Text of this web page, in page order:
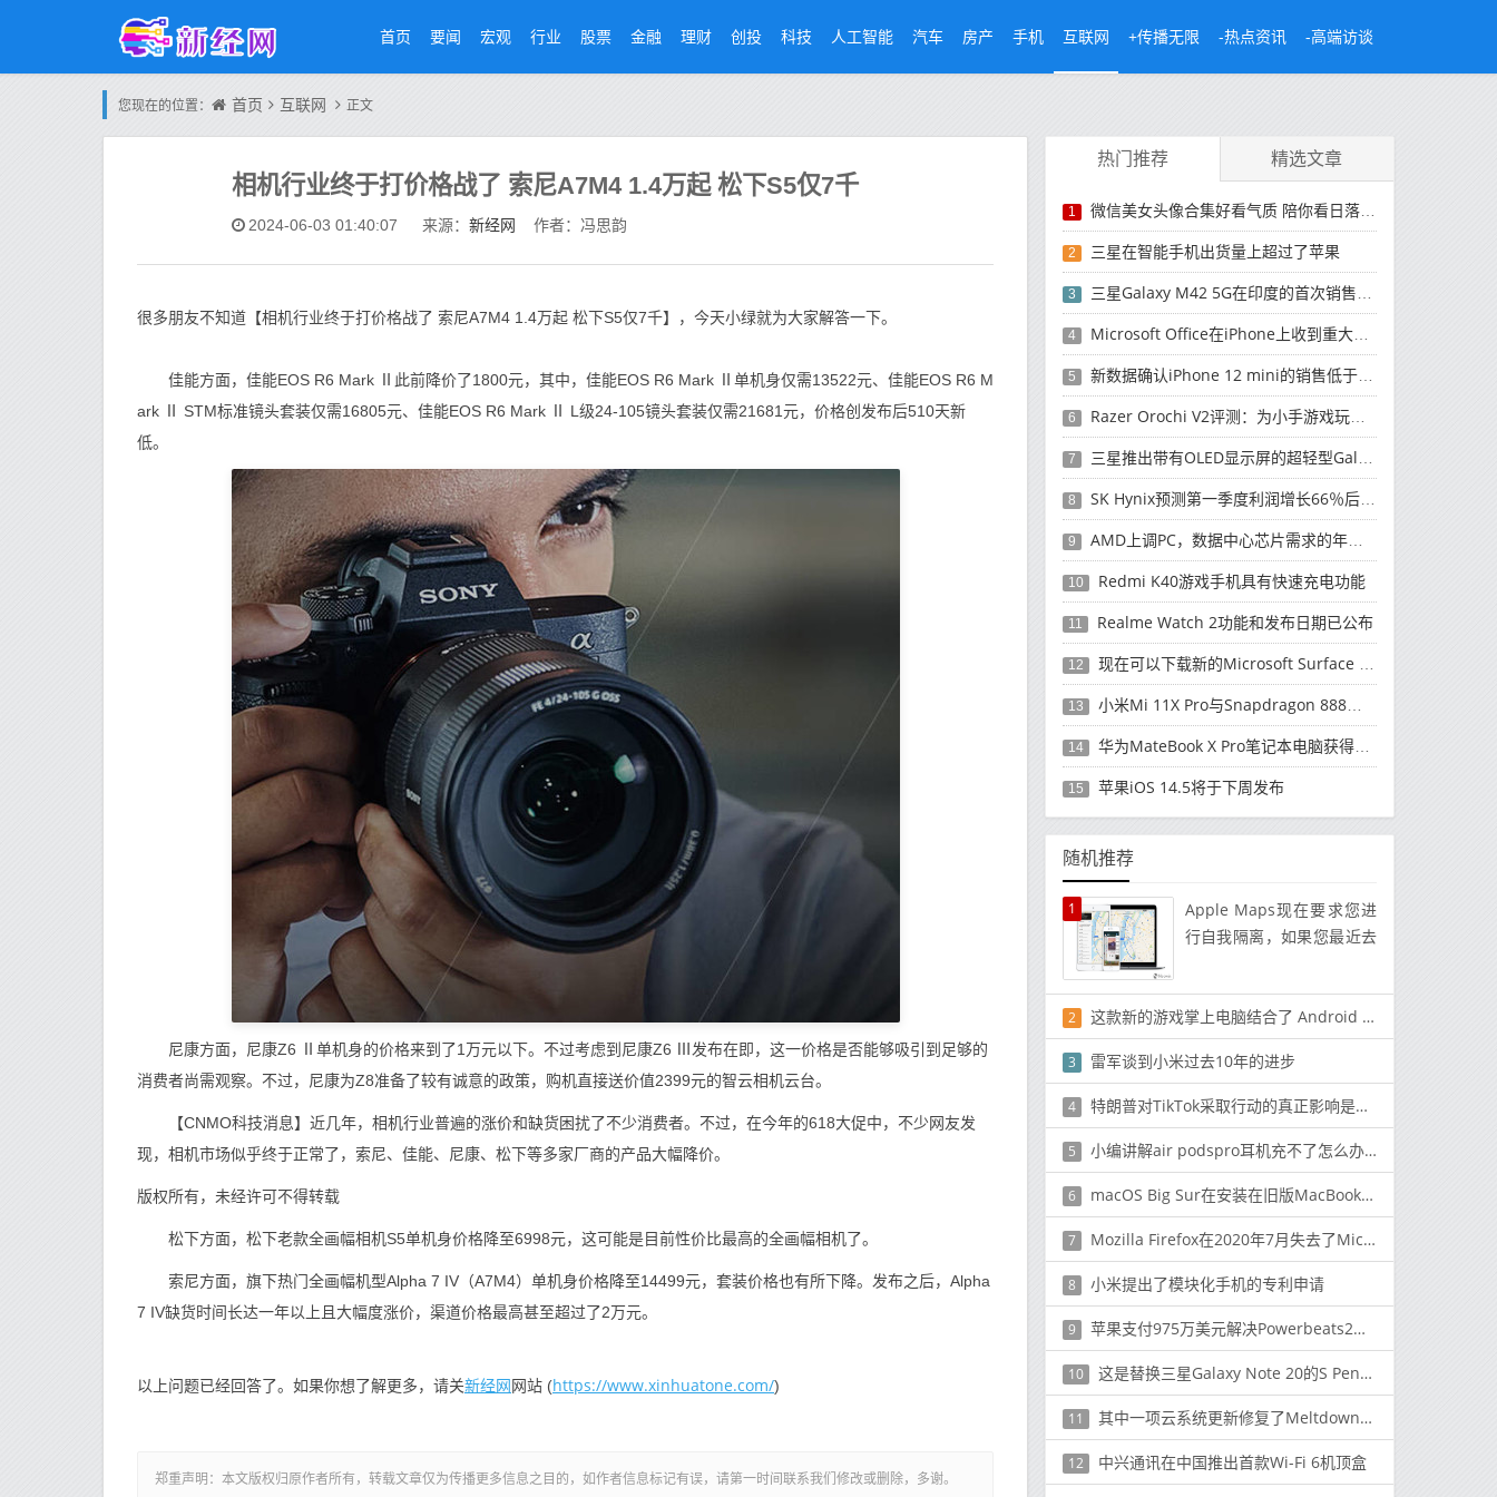
首页 要闻 宏观 行业 股票 金融 理财 创投 科技 人工智能 汽车 房产 手机 互联网 +传播无限 -热点资讯 -高端访谈
您现在的位置： 首页 互联网 正文
相机行业终于打价格战了 索尼A7M4 1.4万起 松下S5仅7千
2024-06-03 01:40:07 来源： 新经网 作者：冯思韵
很多朋友不知道【相机行业终于打价格战了 索尼A7M4 1.4万起 松下S5仅7千】，今天小绿就为大家解答一下。
佳能方面，佳能EOS R6 Mark Ⅱ此前降价了1800元，其中，佳能EOS R6 Mark Ⅱ单机身仅需13522元、佳能EOS R6 M
ark Ⅱ STM标准镜头套装仅需16805元、佳能EOS R6 Mark Ⅱ L级24-105镜头套装仅需21681元，价格创发布后510天新
低。
尼康方面，尼康Z6 Ⅱ单机身的价格来到了1万元以下。不过考虑到尼康Z6 Ⅲ发布在即，这一价格是否能够吸引到足够的
消费者尚需观察。不过，尼康为Z8准备了较有诚意的政策，购机直接送价值2399元的智云相机云台。
【CNMO科技消息】近几年，相机行业普遍的涨价和缺货困扰了不少消费者。不过，在今年的618大促中，不少网友发
现，相机市场似乎终于正常了，索尼、佳能、尼康、松下等多家厂商的产品大幅降价。
版权所有，未经许可不得转载
松下方面，松下老款全画幅相机S5单机身价格降至6998元，这可能是目前性价比最高的全画幅相机了。
索尼方面，旗下热门全画幅机型Alpha 7 IV（A7M4）单机身价格降至14499元，套装价格也有所下降。发布之后，Alpha
7 IV缺货时间长达一年以上且大幅度涨价，渠道价格最高甚至超过了2万元。
以上问题已经回答了。如果你想了解更多，请关新经网网站 (https://www.xinhuatone.com/)
郑重声明：本文版权归原作者所有，转载文章仅为传播更多信息之目的，如作者信息标记有误，请第一时间联系我们修改或删除，多谢。
热门推荐 精选文章
1 微信美女头像合集好看气质 陪你看日落的人比日落更浪漫
2 三星在智能手机出货量上超过了苹果
3 三星Galaxy M42 5G在印度的首次销售将于今晚开始
4 Microsoft Office在iPhone上收到重大更新
5 新数据确认iPhone 12 mini的销售低于预期
6 Razer Orochi V2评测：为小手游戏玩家设计的鼠标
7 三星推出带有OLED显示屏的超轻型Galaxy Book Pro和Galaxy Book Pro 360笔记本电脑
8 SK Hynix预测第一季度利润增长66％后，对芯片的需求将增强
9 AMD上调PC，数据中心芯片需求的年度收入预测
10 Redmi K40游戏手机具有快速充电功能
11 Realme Watch 2功能和发布日期已公布
12 现在可以下载新的Microsoft Surface Duo更新
13 小米Mi 11X Pro与Snapdragon 888处理器一起发布
14 华为MateBook X Pro笔记本电脑获得全新升级
15 苹果iOS 14.5将于下周发布
随机推荐
1
Apple Maps现在要求您进
行自我隔离，如果您最近去
2 这款新的游戏掌上电脑结合了 Android 和 Switch 风格的设计
3 雷军谈到小米过去10年的进步
4 特朗普对TikTok采取行动的真正影响是什么？
5 小编讲解air podspro耳机充不了怎么办的解决方法
6 macOS Big Sur在安装在旧版MacBook机型时遇到问题
7 Mozilla Firefox在2020年7月失去了Microsoft Edge的市场份额
8 小米提出了模块化手机的专利申请
9 苹果支付975万美元解决Powerbeats2充电问题的诉讼
10 这是替换三星Galaxy Note 20的S Pen的价格
11 其中一项云系统更新修复了Meltdown和Spectre漏洞非常有效
12 中兴通讯在中国推出首款Wi-Fi 6机顶盒